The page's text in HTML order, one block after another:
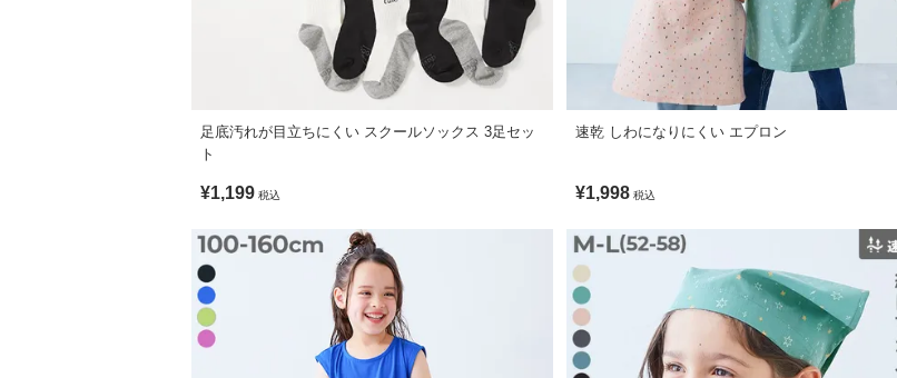
ソフトな肌ざわりで、シワになりにくいのが嬉しいポイントです。
[001-005/008]洗濯ネット使用[006/007](総柄プリント)単独洗い
<[001-005/008]の商品について>
・洗濯や保管状況などでシワが生じた場合、あて布をし低温でアイロンを行ってください。
<[006/007](総柄プリント)の商品について>
・昇華プリントのため、プリント部分に高温の熱が加わると、白場へ色移りすることがございます
・また保管時は、重ね置きは避け、温度および湿度が低く風通しの良い場所で保管してください。
・着用中の擦れにより毛羽立ち白化することがございます。
・洗濯・脱水後は速やかに干してください。
ｰｰｰｰｰｰｰｰｰｰｰｰｰｰｰｰｰｰｰｰｰｰｰｰ
・摩擦や水、汗などで色が移ることがあります。ご注意ください。
・平置きにて採寸しているため、サイズや形に多少の誤差が生じる場合があります。あらかじめご了
・生産時期により、多少色味が異なる場合がございますが、素材・サイズ等の品質に違いはございま
・ご使用のパソコンやブラウザの環境により、実際の色とは多少異なる場合がございます。
足底汚れが目立ちにくい スクールソックス 3足セッ
ト
¥1,199 税込
速乾 しわになりにくい エプロン
¥1,998 税込